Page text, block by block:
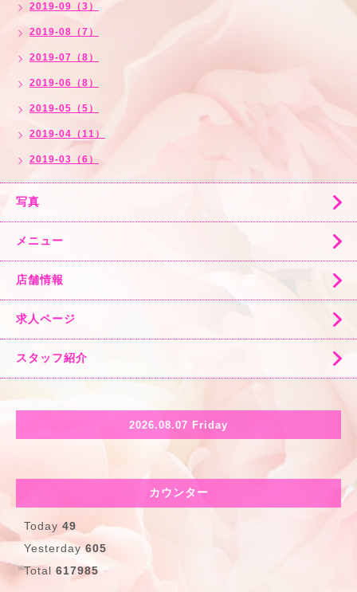
2019-09（3）
2019-08（7）
2019-07（8）
2019-06（8）
2019-05（5）
2019-04（11）
2019-03（6）
写真
メニュー
店舗情報
求人ページ
スタッフ紹介
2026.08.07 Friday
カウンター
Today 49
Yesterday605
Total 617985